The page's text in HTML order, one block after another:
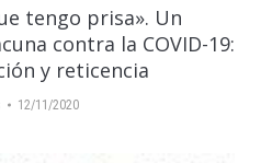
tengo prisa». Un
contra la COVID-19:
y reticencia
12/11/2020